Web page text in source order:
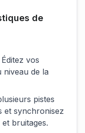
de
Éditez vos
niveau de la
pistes
et synchronisez
bruitages.